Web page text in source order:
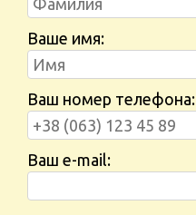
Ваше имя:
Ваш номер телефона:
Ваш e-mail: